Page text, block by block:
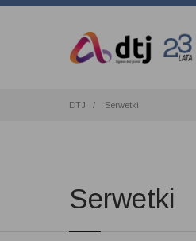
DTJ Serwetki
Serwetki